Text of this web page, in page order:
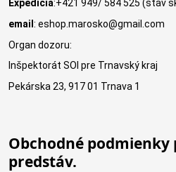
Expedícia:+421 949/ 584 525 (stav
email : eshop.marosko@gmail.com
Organ dozoru:
Inšpektorát SOI pre Trnavský kraj
Pekárska 23, 917 01 Trnava 1
Obchodné podmienky
predstáv.